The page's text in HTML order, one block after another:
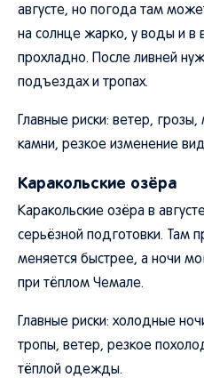
августе, но погода там
на солнце жарко, у воды и в
прохладно. После ливней
подъездах и тропах.
Главные риски: ветер,
камни, резкое изменение
Каракольские озёра
Каракольские озёра в
серьёзной подготовки. Там
меняется быстрее, а ночи
при тёплом Чемале.
Главные риски: холодные
тропы, ветер, резкое
тёплой одежды.